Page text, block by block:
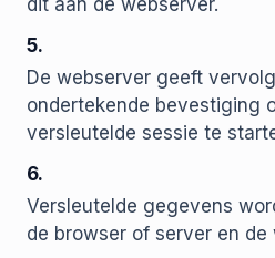
5.
De webserver geeft
ondertekende bevestiging
versleutelde sessie te
6.
Versleutelde gegevens
de browser of server en de